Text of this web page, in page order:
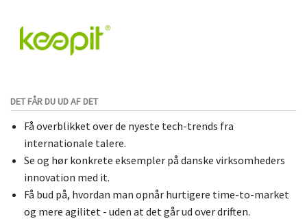
DET FÅR DU UD AF DET
Få overblikket over de nyeste tech-trends fra
internationale talere.
Se og hør konkrete eksempler på danske virksomheders
innovation med it.
Få bud på, hvordan man opnår hurtigere time-to-market
og mere agilitet - uden at det går ud over driften.